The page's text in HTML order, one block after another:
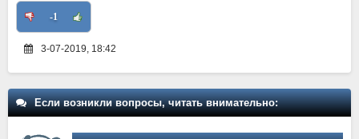
-1
3-07-2019, 18:42
Если возникли вопросы, читать внимательно: